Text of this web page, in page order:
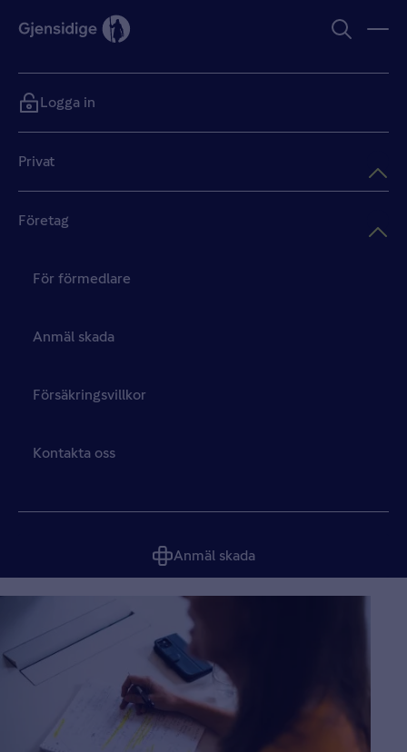
Privat
Företag
För förmedlare
Anmäl skada
Försäkringsvillkor
Kontakta oss
Anmäl skada
Logga in